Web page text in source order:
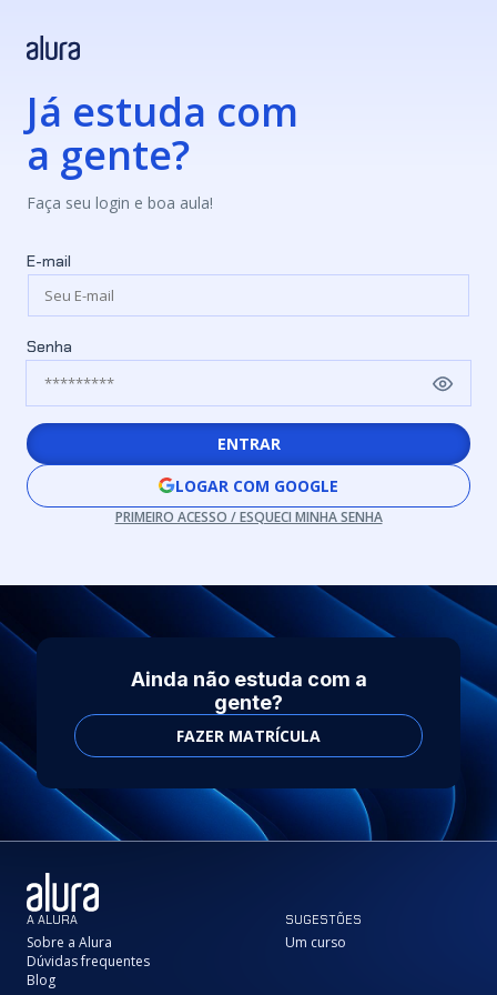
Já estuda com
a gente?
Faça seu login e boa aula!
E-mail
Senha
ENTRAR
LOGAR COM GOOGLE
PRIMEIRO ACESSO / ESQUECI MINHA SENHA
Ainda não estuda com a
gente?
FAZER MATRÍCULA
A ALURA
Sobre a Alura
Dúvidas frequentes
Blog
SUGESTÕES
Um curso